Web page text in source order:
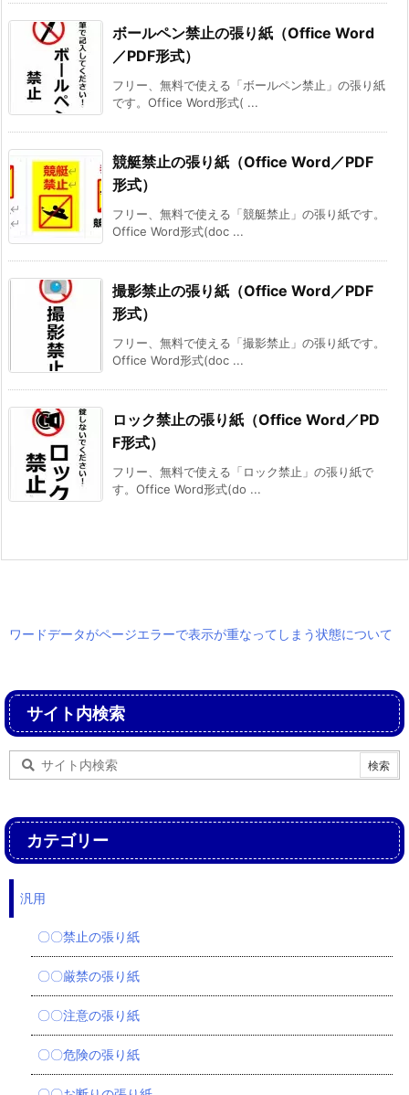
ボールペン禁止の張り紙（Office Word
／PDF形式）
フリー、無料で使える「ボールペン禁止」の張り紙
です。Office Word形式( ...
競艇禁止の張り紙（Office Word／PDF
形式）
フリー、無料で使える「競艇禁止」の張り紙です。
Office Word形式(doc ...
撮影禁止の張り紙（Office Word／PDF
形式）
フリー、無料で使える「撮影禁止」の張り紙です。
Office Word形式(doc ...
ロック禁止の張り紙（Office Word／PD
F形式）
フリー、無料で使える「ロック禁止」の張り紙で
す。Office Word形式(do ...
ワードデータがページエラーで表示が重なってしまう状態について
サイト内検索
カテゴリー
汎用
〇〇禁止の張り紙
〇〇厳禁の張り紙
〇〇注意の張り紙
〇〇危険の張り紙